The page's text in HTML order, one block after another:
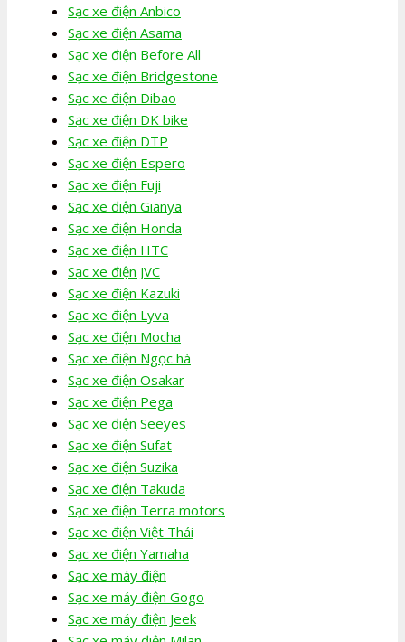
Sạc xe điện Anbico
Sạc xe điện Asama
Sạc xe điện Before All
Sạc xe điện Bridgestone
Sạc xe điện Dibao
Sạc xe điện DK bike
Sạc xe điện DTP
Sạc xe điện Espero
Sạc xe điện Fuji
Sạc xe điện Gianya
Sạc xe điện Honda
Sạc xe điện HTC
Sạc xe điện JVC
Sạc xe điện Kazuki
Sạc xe điện Lyva
Sạc xe điện Mocha
Sạc xe điện Ngọc hà
Sạc xe điện Osakar
Sạc xe điện Pega
Sạc xe điện Seeyes
Sạc xe điện Sufat
Sạc xe điện Suzika
Sạc xe điện Takuda
Sạc xe điện Terra motors
Sạc xe điện Việt Thái
Sạc xe điện Yamaha
Sạc xe máy điện
Sạc xe máy điện Gogo
Sạc xe máy điện Jeek